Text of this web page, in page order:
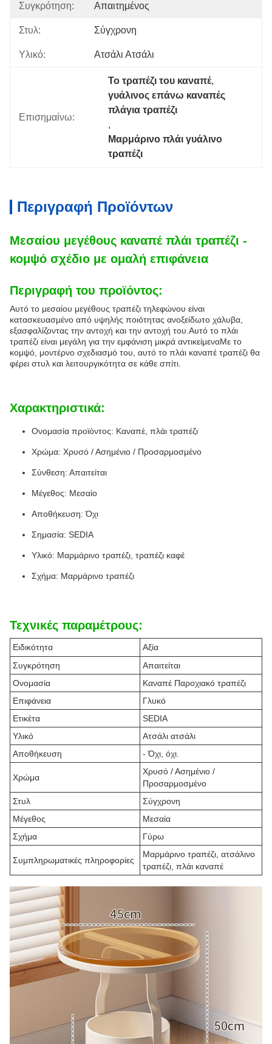
Συγκρότηση: Απαιτημένος
Στυλ: Σύγχρονη
Υλικό: Ατσάλι Ατσάλι
Επισημαίνω:
Το τραπέζι του καναπέ,
γυάλινος επάνω καναπές
πλάγια τραπέζι
,
Μαρμάρινο πλάι γυάλινο
τραπέζι
Περιγραφή Προϊόντων
Μεσαίου μεγέθους καναπέ πλάι τραπέζι -
κομψό σχέδιο με ομαλή επιφάνεια
Περιγραφή του προϊόντος:
Αυτό το μεσαίου μεγέθους τραπέζι τηλεφώνου είναι
κατασκευασμένο από υψηλής ποιότητας ανοξείδωτο χάλυβα,
εξασφαλίζοντας την αντοχή και την αντοχή του.Αυτό το πλάι
τραπέζι είναι μεγάλη για την εμφάνιση μικρά αντικείμεναΜε το
κομψό, μοντέρνο σχεδιασμό του, αυτό το πλάι καναπέ τραπέζι θα
φέρει στυλ και λειτουργικότητα σε κάθε σπίτι.
Χαρακτηριστικά:
Ονομασία προϊόντος: Καναπέ, πλάι τραπέζι
Χρώμα: Χρυσό / Ασημένιο / Προσαρμοσμένο
Σύνθεση: Απαιτείται
Μέγεθος: Μεσαίο
Αποθήκευση: Όχι
Σημασία: SEDIA
Υλικό: Μαρμάρινο τραπέζι, τραπέζι καφέ
Σχήμα: Μαρμάρινο τραπέζι
Τεχνικές παραμέτρους:
Ειδικότητα
Αξία
Συγκρότηση
Απαιτείται
Ονομασία
Καναπέ Παροχιακό τραπέζι
Επιφάνεια
Γλυκό
Ετικέτα
SEDIA
Υλικό
Ατσάλι ατσάλι
Αποθήκευση
- Όχι, όχι.
Χρώμα
Χρυσό / Ασημένιο /
Προσαρμοσμένο
Στυλ
Σύγχρονη
Μέγεθος
Μεσαία
Σχήμα
Γύρω
Συμπληρωματικές πληροφορίες
Μαρμάρινο τραπέζι, ατσάλινο
τραπέζι, πλάι καναπέ